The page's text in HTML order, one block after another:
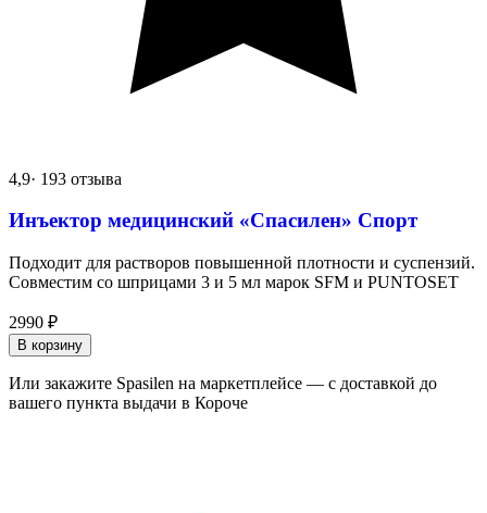
4,9· 193 отзыва
Инъектор медицинский «Спасилен» Спорт
Подходит для растворов повышенной плотности и суспензий.
Совместим со шприцами 3 и 5 мл марок SFM и PUNTOSET
2990 ₽
В корзину
Или закажите Spasilen на маркетплейсе — с доставкой до
вашего пункта выдачи в Короче